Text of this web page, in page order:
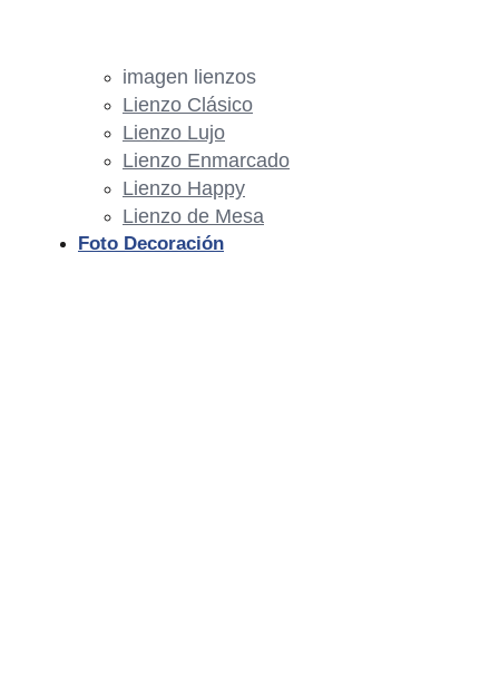
imagen lienzos
Lienzo Clásico
Lienzo Lujo
Lienzo Enmarcado
Lienzo Happy
Lienzo de Mesa
Foto Decoración